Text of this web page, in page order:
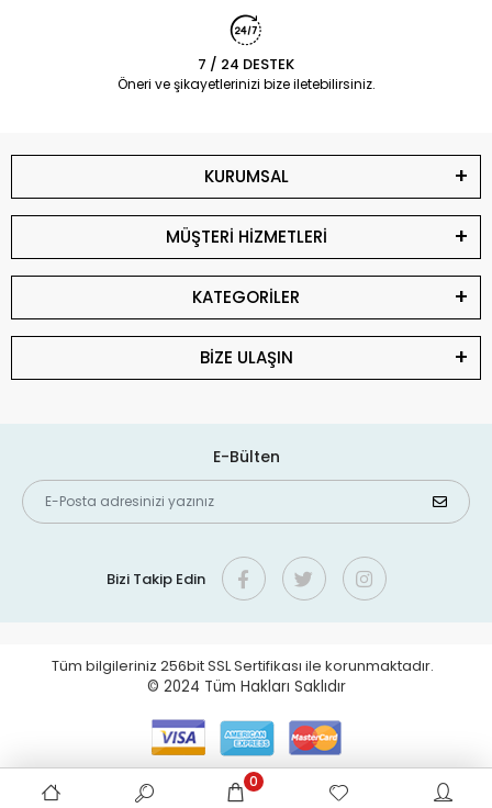
7 / 24 DESTEK
Öneri ve şikayetlerinizi bize iletebilirsiniz.
KURUMSAL
MÜŞTERİ HİZMETLERİ
KATEGORİLER
BİZE ULAŞIN
E-Bülten
Bizi Takip Edin
Tüm bilgileriniz 256bit SSL Sertifikası ile korunmaktadır.
© 2024 Tüm Hakları Saklıdır
0